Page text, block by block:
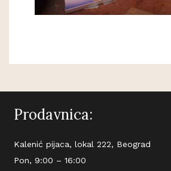
Prodavnica:
Kalenić pijaca, lokal 222, Beograd
Pon, 9:00 – 16:00